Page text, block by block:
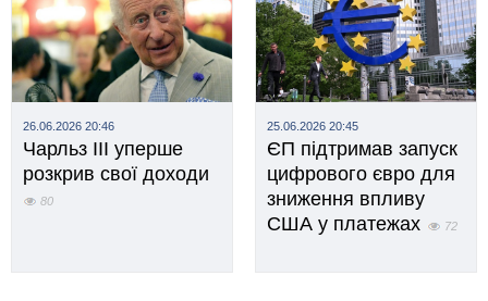
26.06.2026 20:46
Чарльз III уперше
розкрив свої доходи
80
25.06.2026 20:45
ЄП підтримав запуск
цифрового євро для
зниження впливу
США у платежах
72